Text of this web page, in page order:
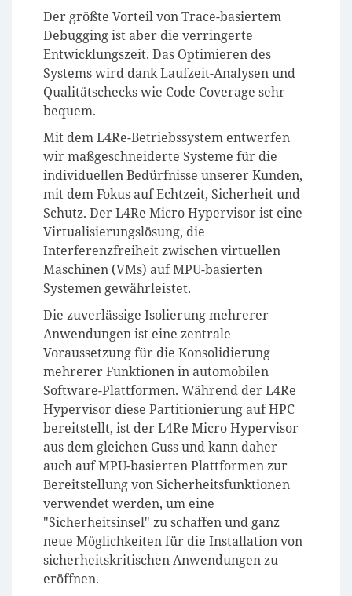
Der größte Vorteil von Trace-basiertem
Debugging ist aber die verringerte
Entwicklungszeit. Das Optimieren des
Systems wird dank Laufzeit-Analysen und
Qualitätschecks wie Code Coverage sehr
bequem.
Mit dem L4Re-Betriebssystem entwerfen
wir maßgeschneiderte Systeme für die
individuellen Bedürfnisse unserer Kunden,
mit dem Fokus auf Echtzeit, Sicherheit und
Schutz. Der L4Re Micro Hypervisor ist eine
Virtualisierungslösung, die
Interferenzfreiheit zwischen virtuellen
Maschinen (VMs) auf MPU-basierten
Systemen gewährleistet.
Die zuverlässige Isolierung mehrerer
Anwendungen ist eine zentrale
Voraussetzung für die Konsolidierung
mehrerer Funktionen in automobilen
Software-Plattformen. Während der L4Re
Hypervisor diese Partitionierung auf HPC
bereitstellt, ist der L4Re Micro Hypervisor
aus dem gleichen Guss und kann daher
auch auf MPU-basierten Plattformen zur
Bereitstellung von Sicherheitsfunktionen
verwendet werden, um eine
"Sicherheitsinsel" zu schaffen und ganz
neue Möglichkeiten für die Installation von
sicherheitskritischen Anwendungen zu
eröffnen.